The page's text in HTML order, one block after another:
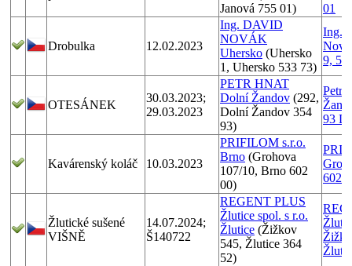
Janová 755 01)
01
Drobulka 12.02.2023
Ing. DAVID
NOVÁK
Uhersko (Uhersko
1, Uhersko 533 73)
Ing.
9,
OTESÁNEK
30.03.2023;
29.03.2023
PETR HNAT
Dolní Žandov (292,
Dolní Žandov 354
93)
Petr
93
Kavárenský koláč 10.03.2023
PRIFILOM s.r.o.
Brno (Grohova
107/10, Brno 602
00)
602
Žlutické sušené
VIŠNĚ
14.07.2024;
Š140722
REGENT PLUS
Žlutice spol. s r.o.
Žlutice (Žižkov
545, Žlutice 364
52)